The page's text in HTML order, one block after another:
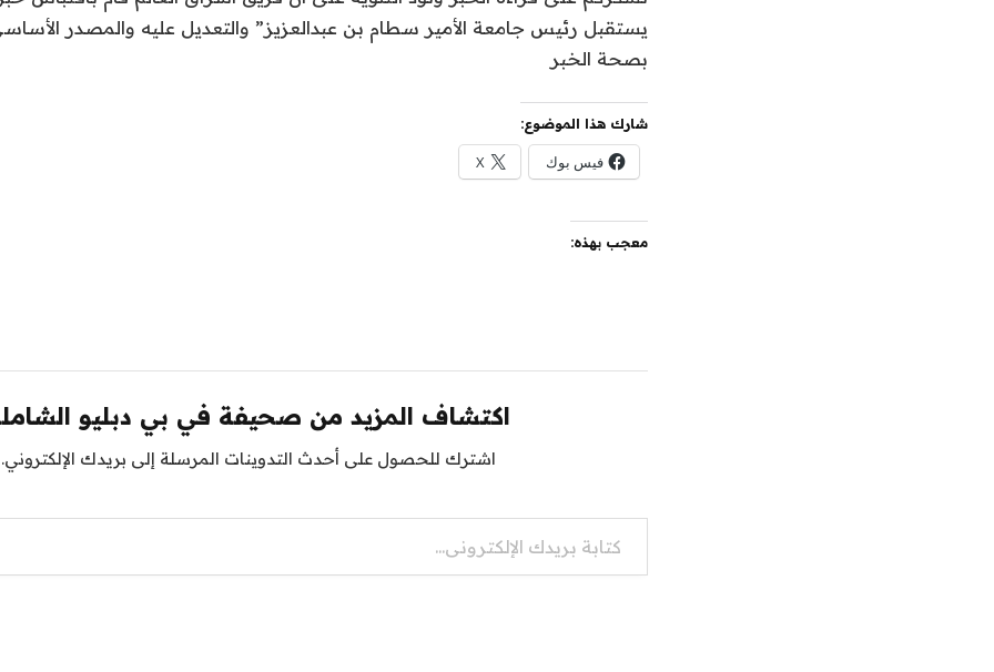
يستقبل رئيس جامعة الأمير سطام بن عبدالعزيز” والتعديل عليه والمصدر
بصحة الخبر
شارك هذا الموضوع:
فيس بوك X
معجب بهذه:
اكتشاف المزيد من صحيفة في بي دبليو
اشترك للحصول على أحدث التدوينات المرسلة إلى بريدك الإلكتروني.
كتابة بريدك الإلكتروني...